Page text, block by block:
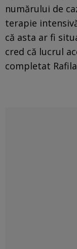
numărului de
terapie
că asta ar fi
cred că lucrul
completat